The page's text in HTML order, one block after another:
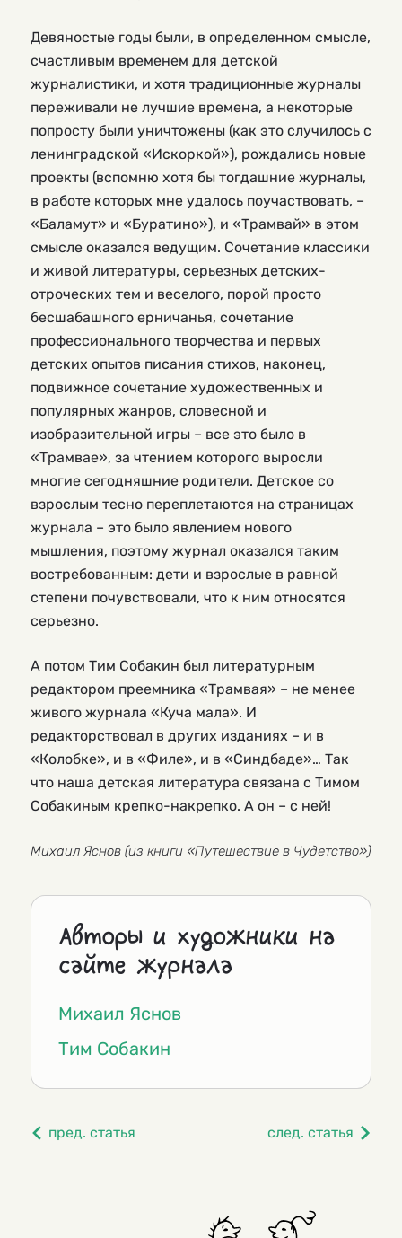
Девяностые годы были, в определенном смысле,
счастливым временем для детской
журналистики, и хотя традиционные журналы
переживали не лучшие времена, а некоторые
попросту были уничтожены (как это случилось с
ленинградской «Искоркой»), рождались новые
проекты (вспомню хотя бы тогдашние журналы,
в работе которых мне удалось поучаствовать, –
«Баламут» и «Буратино»), и «Трамвай» в этом
смысле оказался ведущим. Сочетание классики
и живой литературы, серьезных детских-
отроческих тем и веселого, порой просто
бесшабашного ерничанья, сочетание
профессионального творчества и первых
детских опытов писания стихов, наконец,
подвижное сочетание художественных и
популярных жанров, словесной и
изобразительной игры – все это было в
«Трамвае», за чтением которого выросли
многие сегодняшние родители. Детское со
взрослым тесно переплетаются на страницах
журнала – это было явлением нового
мышления, поэтому журнал оказался таким
востребованным: дети и взрослые в равной
степени почувствовали, что к ним относятся
серьезно.
А потом Тим Собакин был литературным
редактором преемника «Трамвая» – не менее
живого журнала «Куча мала». И
редакторствовал в других изданиях – и в
«Колобке», и в «Филе», и в «Синдбаде»… Так
что наша детская литература связана с Тимом
Собакиным крепко-накрепко. А он – с ней!
Михаил Яснов (из книги «Путешествие в Чудетство»)
Авторы и художники на
сайте журнала
Михаил Яснов
Тим Собакин
пред. статья след. статья